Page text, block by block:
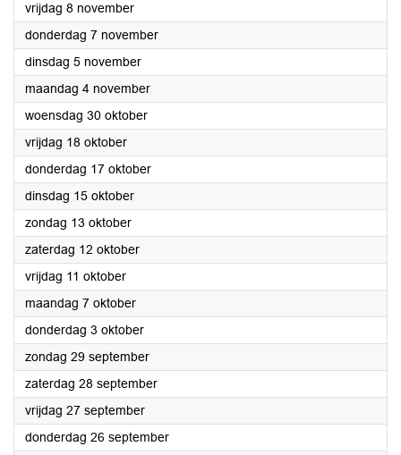
vrijdag 8 november2024
donderdag 7 november2024
dinsdag 5 november2024
maandag 4 november2024
woensdag 30 oktober2024
vrijdag 18 oktober2024
donderdag 17 oktober2024
dinsdag 15 oktober2024
zondag 13 oktober2024
zaterdag 12 oktober2024
vrijdag 11 oktober2024
maandag 7 oktober2024
donderdag 3 oktober2024
zondag 29 september2024
zaterdag 28 september2024
vrijdag 27 september2024
donderdag 26 september2024